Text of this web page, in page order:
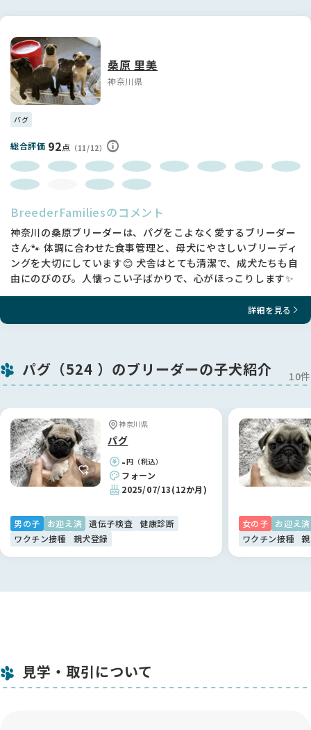
桑原 里美
神奈川県
パグ
総合評価 92点 （11/12）
BreederFamiliesのコメント
神奈川の桑原ブリーダーは、パグをこよなく愛するブリーダー
さん🐾 体調に合わせた食事管理と、母犬にやさしいブリーディ
ングを大切にしています😊 犬舎はとても清潔で、成犬たちも自
由にのびのび。人懐っこい子ばかりで、心がほっこりします✨
詳細を見る
パグ（524 ）のブリーダーの子犬紹介 10件
神奈川県
パグ
-円（税込）
フォーン
2025/07/13(12か月)
男の子 お迎え済 遺伝子検査
健康診断
ワクチン接種
親犬登録
女の子
お迎え済
ワクチン接種
見学・取引について